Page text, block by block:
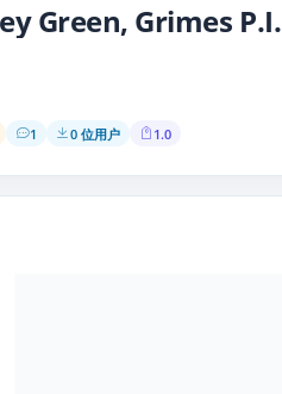
Green, Grimes P.I.
1 0 位用户 1.0